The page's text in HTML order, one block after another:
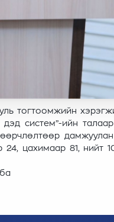
тогтоомжийн
систем”-ийн талаар
24, цахимаар 81, нийт